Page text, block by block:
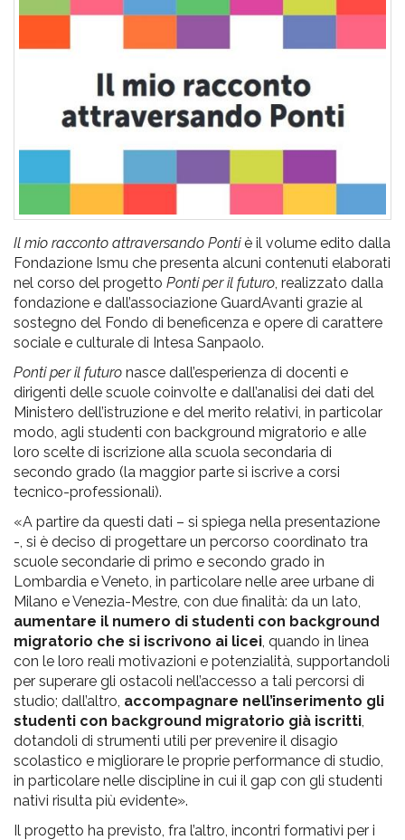
l'infanzia
l'adolescenza
Il mio racconto attraversando Pontiè il volume edito dalla
Fondazione Ismu che presenta alcuni contenuti elaborati
nel corso del progetto Ponti per il futuro , realizzato dalla
fondazione e dall’associazione GuardAvanti grazie al
sostegno del Fondo di beneficenza e opere di carattere
sociale e culturale di Intesa Sanpaolo.
Ponti per il futuro nasce dall’esperienza di docenti e
dirigenti delle scuole coinvolte e dall’analisi dei dati del
Ministero dell’istruzione e del merito relativi, in particolar
modo, agli studenti con background migratorio e alle
loro scelte di iscrizione alla scuola secondaria di
secondo grado (la maggior parte si iscrive a corsi
tecnico-professionali).
«A partire da questi dati – si spiega nella presentazione
-, si è deciso di progettare un percorso coordinato tra
scuole secondarie di primo e secondo grado in
Lombardia e Veneto, in particolare nelle aree urbane di
Milano e Venezia-Mestre, con due finalità: da un lato,
aumentare il numero di studenti con background
migratorio che si iscrivono ai licei , quando in linea
con le loro reali motivazioni e potenzialità, supportandoli
per superare gli ostacoli nell’accesso a tali percorsi di
studio; dall’altro, accompagnare nell’inserimento gli
studenti con background migratorio già iscritti
dotandoli di strumenti utili per prevenire il disagio
scolastico e migliorare le proprie performance di studio,
in particolare nelle discipline in cui il gap con gli studenti
nativi risulta più evidente».
Il progetto ha previsto, fra l’altro, incontri formativi per i